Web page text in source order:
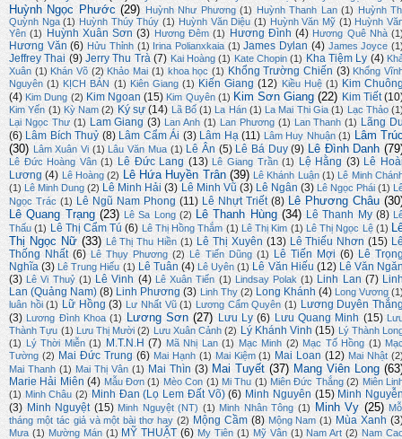
Huỳnh Ngọc Phước (29) Huỳnh Như Phương (1) Huỳnh Thanh Lan (1)
Huỳnh
Quỳnh Nga (1) Huỳnh Thúy Thúy (1) Huỳnh Văn Diệu (1) Huỳnh Văn Mỹ (1) Huỳnh
Yên (1) Huỳnh Xuân Sơn (3) Hương Đêm (1) Hương Đình (4) Hương Quê Nhà
Hương Văn (6) Hửu Thỉnh (1) Irina Polianxkaia (1) James Dylan (4) James Joyce
Jeffrey Thai (9) Jerry Thu Trà (7) Kai Hoàng (1) Kate Chopin (1) Kha Tiệm Ly (4)
Xuân (1) Khán Võ (2) Khảo Mai (1) khoa học (1) Khổng Trường Chiến (3) Khổng
Nguyên (1) KỊCH BẢN (1) Kiên Giang (1) Kiến Giang (12) Kiều Huệ (1) Kim
(4) Kim Dung (2) Kim Ngoan (15) Kim Quyên (1) Kim Sơn Giang (22) Kim Tiết
Kim Yến (1) Kỳ Nam (2) Ký sự (14) Lã Bố (1) La Hán (1) La Mai Thi Gia (1) Lạc Thảo
Lại Ngọc Thư (1) Lam Giang (3) Lan Anh (1) Lan Phương (1) Lan Thanh (1) Lãng
(6) Lâm Bích Thuỷ (8) Lâm Cẩm Ái (3) Lâm Hạ (11) Lâm Huy Nhuận (1) Lâm
(30) Lâm Xuân Vi (1) Lâu Văn Mua (1) Lê Ân (5) Lê Bá Duy (9) Lê Đình Danh
Lê Đức Hoàng Vân (1) Lê Đức Lang (13) Lê Giang Trần (1) Lệ Hằng (3) Lê
Lương (4) Lê Hoàng (2) Lê Hứa Huyền Trân (39) Lê Khánh Luận (1) Lê Minh
(1) Lê Minh Dung (2) Lê Minh Hải (3) Lê Minh Vũ (3) Lê Ngân (3) Lê Ngọc Phái (1)
Ngọc Trác (1) Lê Ngũ Nam Phong (11) Lê Nhựt Triết (8) Lê Phương Châu
Lê Quang Trạng (23) Lê Sa Long (2) Lê Thanh Hùng (34) Lê Thanh My (8)
Thấu (1) Lê Thị Cẩm Tú (6) Lê Thị Hồng Thắm (1) Lê Thị Kim (1) Lê Thị Ngọc Lệ (1)
Thị Ngọc Nữ (33) Lê Thị Thu Hiền (1) Lê Thị Xuyên (13) Lê Thiếu Nhơn (15)
Thống Nhất (6) Lê Thụy Phương (2) Lê Tiến Dũng (1) Lê Tiến Mợi (6) Lê
Nghĩa (3) Lê Trung Hiếu (1) Lê Tuân (4) Lê Uyên (1) Lê Văn Hiếu (12) Lê Văn
(3) Lê Vi Thuỷ (1) Lê Vinh (4) Lê Xuân Tiến (1) Lindsay Polak (1) Linh Lan (7)
Lan (Quảng Nam) (8) Linh Phương (3) Linh Thy (2) Long Khánh (4) Long Vương
luân hồi (1) Lữ Hồng (3) Lư Nhất Vũ (1) Lương Cẩm Quyên (1) Lương Duyên
(3) Lương Đình Khoa (1) Lương Sơn (27) Lưu Ly (6) Lưu Quang Minh (15)
Thành Tựu (1) Lưu Thị Mười (2) Lưu Xuân Cảnh (2) Lý Khánh Vinh (15) Lý Thành
(1)
Lý Thời Miễn (1) M.T.N.H (7) Mã Nhị Lan (1) Mạc Minh (2) Mạc Tố Hồng (1)
Tường (2) Mai Đức Trung (6) Mai Hạnh (1) Mai Kiệm (1) Mai Loan (12) Mai Nhật
Mai Thanh (1) Mai Thị Vân (1) Mai Thìn (3) Mai Tuyết (37) Mang Viên Long
Marie Hải Miên (4) Mẫu Đơn (1) Mèo Con (1) Mi Thu (1) Miên Đức Thắng (2) Miên
(1) Minh Châu (2) Minh Đan (Lọ Lem Đất Võ) (6) Minh Nguyên (15) Minh
(3) Minh Nguyệt (15) Minh Nguyệt (NT) (1) Minh Nhân Tông (1) Minh Vy (25)
tháng một tác giả và một bài thơ hay (2) Mộng Cầm (8) Mộng Nam (1) Mùa Xanh
Mưa (1) Mường Mán (1) MỸ THUẬT (6) My Tiên (1) Mỹ Vân (1) Nam Art (2) Nam